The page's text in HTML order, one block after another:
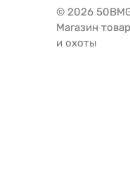
© 2026
Магазин
и охоты